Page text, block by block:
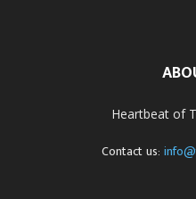
Heartbeat of
Contact us: